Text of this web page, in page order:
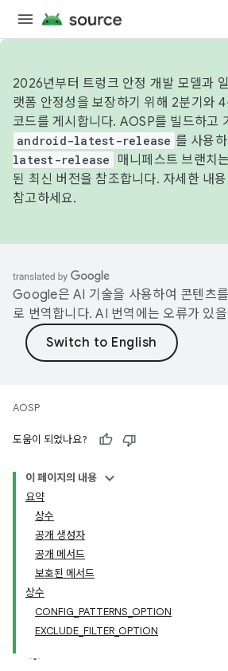
2026년부터 트렁크 안정 개발 모델과
랫폼 안정성을 보장하기 위해 2분기와
코드를 게시합니다. AOSP를 빌드하고
android-latest-release 를 사용
latest-release
매니페스트 브랜치
된 최신 버전을 참조합니다. 자세한 내
참고하세요.
Google은 AI 기술을 사용하여 콘텐츠
로 번역합니다. AI 번역에는 오류가 있
AOSP
도움이 되었나요?
이 페이지의 내용
요약
상수
공개 생성자
공개 메서드
보호된 메서드
상수
CONFIG_PATTERNS_OPTION
EXCLUDE_FILTER_OPTION